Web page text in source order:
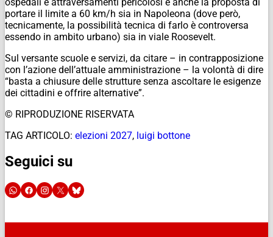
portare il limite a 60 km/h sia in Napoleona (dove però,
tecnicamente, la possibilità tecnica di farlo è controversa
essendo in ambito urbano) sia in viale Roosevelt.
Sul versante scuole e servizi, da citare – in contrapposizione
con l’azione dell’attuale amministrazione – la volontà di dire
“basta a chiusure delle strutture senza ascoltare le esigenze
dei cittadini e offrire alternative”.
© RIPRODUZIONE RISERVATA
TAG ARTICOLO: elezioni 2027, luigi bottone
Seguici su